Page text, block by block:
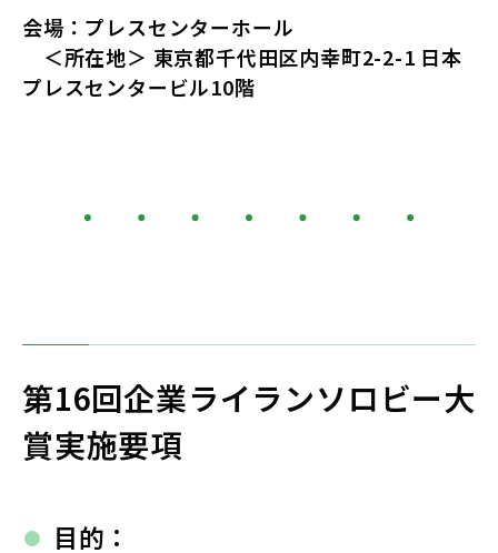
会場： プレスセンターホール
＜所在地＞ 東京都千代田区内幸町2-2-1 日本
プレスセンタービル10階
第16回企業ライランソロビー大
賞実施要項
目的：